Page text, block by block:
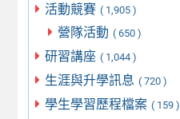
活動競賽 ( 1,905 )
營隊活動 ( 650 )
研習講座 ( 1,044 )
生涯與升學訊息 ( 720 )
學生學習歷程檔案 ( 159 )